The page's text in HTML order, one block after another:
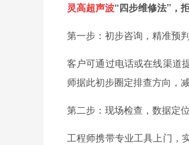
灵高超声波“四步维修法”，
第一步：初步咨询，精准预判
客户可通过电话或在线渠道
师据此初步圈定排查方向，
第二步：现场检查，数据定位
工程师携带专业工具上门，